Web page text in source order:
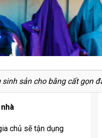
sinh sản cho bằng cất gọn
chủ sẽ tận dụng